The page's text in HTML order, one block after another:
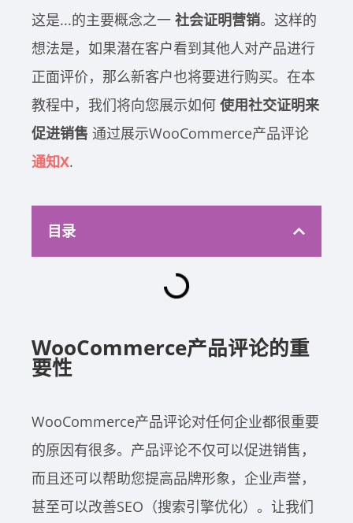
这是...的主要概念之一 社会证明营销。这样的
想法是，如果潜在客户看到其他人对产品进行
正面评价，那么新客户也将要进行购买。在本
教程中，我们将向您展示如何 使用社交证明来
促进销售 通过展示WooCommerce产品评论
通知X.
目录
WooCommerce产品评论的重
要性
WooCommerce产品评论对任何企业都很重要
的原因有很多。产品评论不仅可以促进销售，
而且还可以帮助您提高品牌形象，企业声誉，
甚至可以改善SEO（搜索引擎优化）。让我们